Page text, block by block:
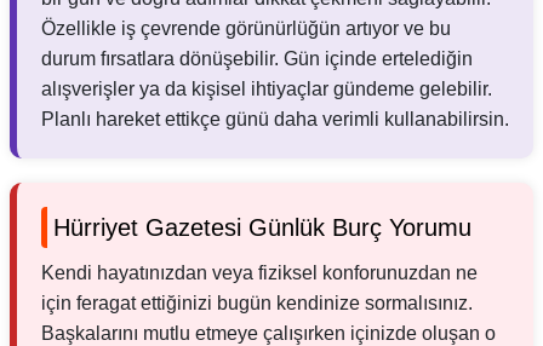
Özellikle iş çevrende görünürlüğün artıyor ve bu
durum fırsatlara dönüşebilir. Gün içinde ertelediğin
alışverişler ya da kişisel ihtiyaçlar gündeme gelebilir.
Planlı hareket ettikçe günü daha verimli kullanabilirsin.
Hürriyet Gazetesi Günlük Burç Yorumu
Kendi hayatınızdan veya fiziksel konforunuzdan ne
için feragat ettiğinizi bugün kendinize sormalısınız.
Başkalarını mutlu etmeye çalışırken içinizde oluşan o